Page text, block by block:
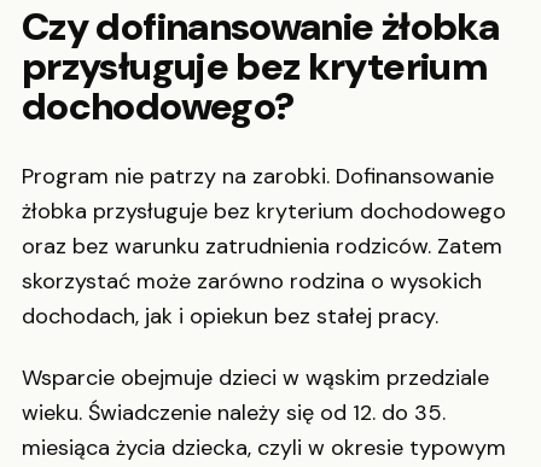
Czy dofinansowanie żłobka
przysługuje bez kryterium
dochodowego?
Program nie patrzy na zarobki. Dofinansowanie
żłobka przysługuje bez kryterium dochodowego
oraz bez warunku zatrudnienia rodziców. Zatem
skorzystać może zarówno rodzina o wysokich
dochodach, jak i opiekun bez stałej pracy.
Wsparcie obejmuje dzieci w wąskim przedziale
wieku. Świadczenie należy się od 12. do 35.
miesiąca życia dziecka, czyli w okresie typowym